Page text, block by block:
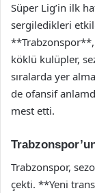
Süper Lig’in ilk
sergiledikleri
köklü kulüpler,
sıralarda yer
de ofansif
mest etti.
Trabzonspor,
çekti. **Yeni